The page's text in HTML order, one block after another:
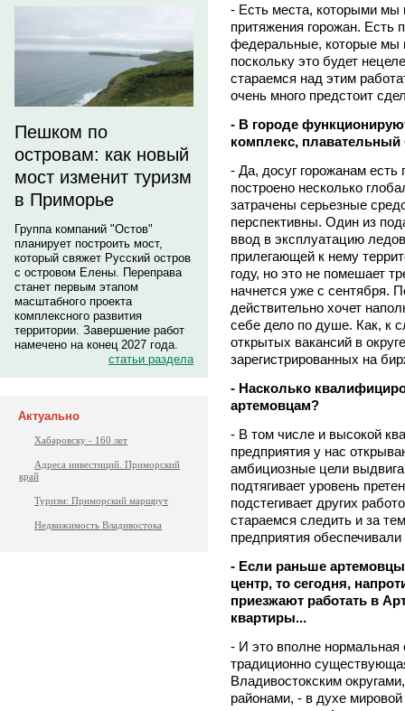
Пешком по
островам: как новый
мост изменит туризм
в Приморье
Группа компаний "Остов"
планирует построить мост,
который свяжет Русский остров
с островом Елены. Переправа
станет первым этапом
масштабного проекта
комплексного развития
территории. Завершение работ
намечено на конец 2027 года.
статьи раздела
Актуально
Хабаровску - 160 лет
Адреса инвестиций. Приморский
край
Туризм: Приморский маршрут
Недвижимость Владивостока
- Есть места, которыми мы
притяжения горожан. Есть
федеральные, которые мы
поскольку это будет
стараемся над этим
очень много предстоит
- В городе
комплекс,
- Да, досуг горожанам есть
построено несколько
затрачены серьезные
перспективны. Один из
ввод в эксплуатацию
прилегающей к нему
году, но это не помешает
начнется уже с сентября.
действительно хочет
себе дело по душе. Как, к
открытых вакансий в
зарегистрированных на
- Насколько
артемовцам?
- В том числе и высокой
предприятия у нас
амбициозные цели
подтягивает уровень
подстегивает других
стараемся следить и за
предприятия
- Если раньше артемовцы
центр, то сегодня,
приезжают работать в
квартиры...
- И это вполне нормальная
традиционно
Владивостокским
районами, - в духе